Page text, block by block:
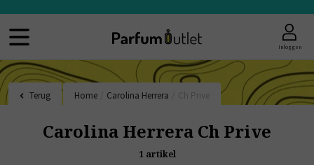
Inloggen
Terug Home Carolina Herrera
Carolina Herrera Ch Prive
1 artikel